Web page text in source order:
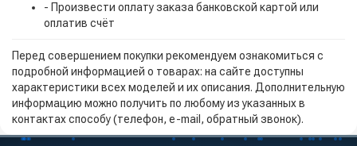
- Произвести оплату заказа банковской картой или
оплатив счёт
Перед совершением покупки рекомендуем ознакомиться с
подробной информацией о товарах: на сайте доступны
характеристики всех моделей и их описания. Дополнительную
информацию можно получить по любому из указанных в
контактах способу (телефон, e-mail, обратный звонок).